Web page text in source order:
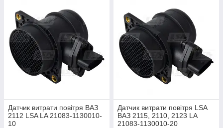
Датчик витрати повітря ВАЗ
2112 LSA LA 21083-1130010-
10
Датчик витрати повітря LSA
ВАЗ 2115, 2110, 2123 LA
21083-1130010-20